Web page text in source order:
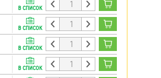
В СПИСОК
В СПИСОК
В СПИСОК
В СПИСОК